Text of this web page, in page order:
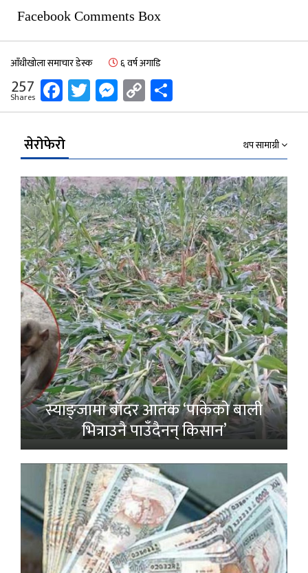
Facebook Comments Box
आँधीखोला समाचार डेस्क ६ वर्ष अगाडि
257
Shares Facebook
Twitter
Messenger
Copy
Link
सेरोफेरो थप सामाग्री
स्याङ्जामा बाँदर आतंक ‘पाकेको बाली
भित्राउनै पाउँदैनन् किसान’